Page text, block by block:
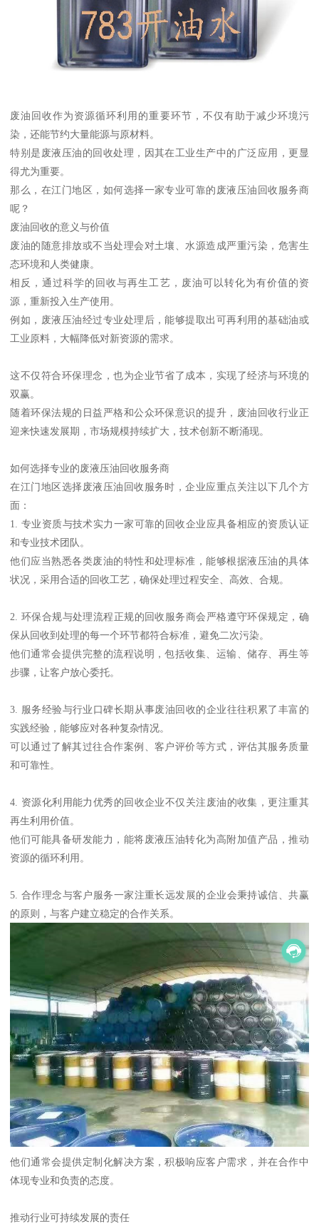
废油回收作为资源循环利用的重要环节，不仅有助于减少环境污
染，还能节约大量能源与原材料。
特别是废液压油的回收处理，因其在工业生产中的广泛应用，更显
得尤为重要。
那么，在江门地区，如何选择一家专业可靠的废液压油回收服务商
呢？
废油回收的意义与价值
废油的随意排放或不当处理会对土壤、水源造成严重污染，危害生
态环境和人类健康。
相反，通过科学的回收与再生工艺，废油可以转化为有价值的资
源，重新投入生产使用。
例如，废液压油经过专业处理后，能够提取出可再利用的基础油或
工业原料，大幅降低对新资源的需求。
这不仅符合环保理念，也为企业节省了成本，实现了经济与环境的
双赢。
随着环保法规的日益严格和公众环保意识的提升，废油回收行业正
迎来快速发展期，市场规模持续扩大，技术创新不断涌现。
如何选择专业的废液压油回收服务商
在江门地区选择废液压油回收服务时，企业应重点关注以下几个方
面：
1. 专业资质与技术实力一家可靠的回收企业应具备相应的资质认证
和专业技术团队。
他们应当熟悉各类废油的特性和处理标准，能够根据液压油的具体
状况，采用合适的回收工艺，确保处理过程安全、高效、合规。
2. 环保合规与处理流程正规的回收服务商会严格遵守环保规定，确
保从回收到处理的每一个环节都符合标准，避免二次污染。
他们通常会提供完整的流程说明，包括收集、运输、储存、再生等
步骤，让客户放心委托。
3. 服务经验与行业口碑长期从事废油回收的企业往往积累了丰富的
实践经验，能够应对各种复杂情况。
可以通过了解其过往合作案例、客户评价等方式，评估其服务质量
和可靠性。
4. 资源化利用能力优秀的回收企业不仅关注废油的收集，更注重其
再生利用价值。
他们可能具备研发能力，能将废液压油转化为高附加值产品，推动
资源的循环利用。
5. 合作理念与客户服务一家注重长远发展的企业会秉持诚信、共赢
的原则，与客户建立稳定的合作关系。
他们通常会提供定制化解决方案，积极响应客户需求，并在合作中
体现专业和负责的态度。
推动行业可持续发展的责任